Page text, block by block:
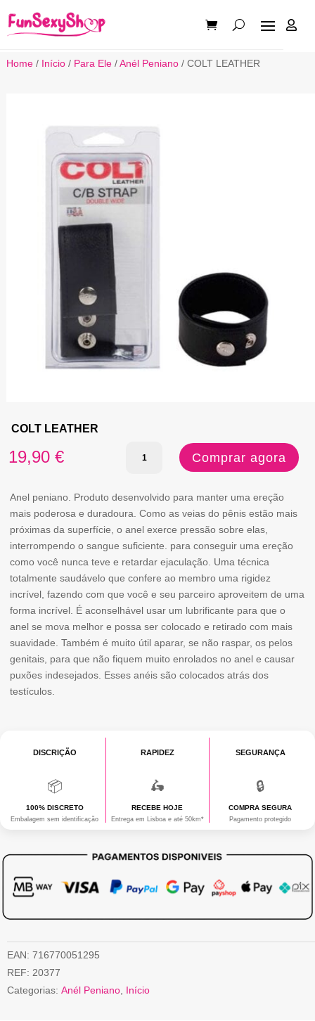

Home/ Início/ Para Ele/Anél Peniano/ COLT LEATHER
COLT LEATHER
19,90 €
Quantidade
COLT
LEATHER
Comprar agora
Anel peniano. Produto desenvolvido para manter uma ereção
mais poderosa e duradoura. Como as veias do pênis estão mais
próximas da superfície, o anel exerce pressão sobre elas,
interrompendo o sangue suficiente. para conseguir uma ereção
como você nunca teve e retardar ejaculação. Uma técnica
totalmente saudávelo que confere ao membro uma rigidez
incrível, fazendo com que você e seu parceiro aproveitem de uma
forma incrível. É aconselhável usar um lubrificante para que o
anel se mova melhor e possa ser colocado e retirado com mais
suavidade. Também é muito útil aparar, se não raspar, os pelos
genitais, para que não fiquem muito enrolados no anel e causar
puxões indesejados. Esses anéis são colocados atrás dos
testículos.
DISCRIÇÃO
📦
100% DISCRETO
Embalagem sem identificação
RAPIDEZ
🛵
RECEBE HOJE
Entrega em Lisboa e até 50km*
SEGURANÇA
🔒
COMPRA SEGURA
Pagamento protegido
EAN: 716770051295
REF: 20377
Categorias: Anél Peniano Início